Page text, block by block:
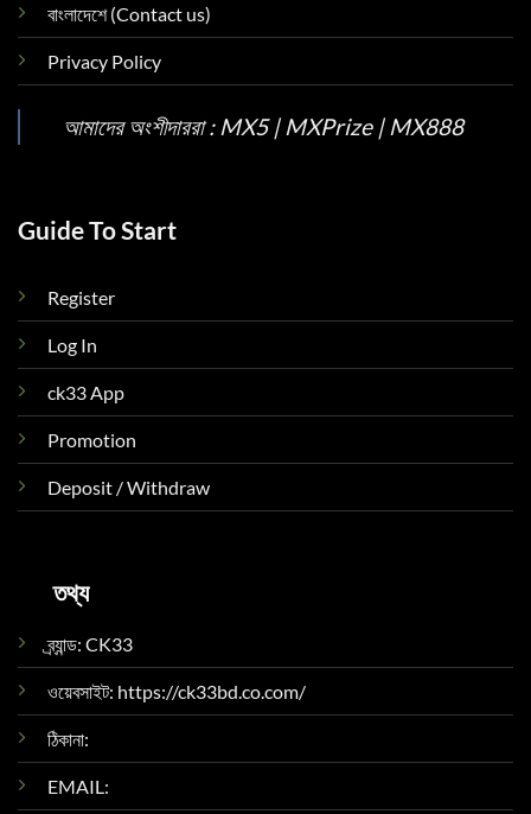
বাংলাদেশে (Contact us)
Privacy Policy
আমাদের অংশীদাররা : MX5| MXPrize| MX888
Guide To Start
Register
Log In
ck33 App
Promotion
Deposit / Withdraw
তথ্য
ব্র্যান্ড: CK33
ওয়েবসাইট: https://ck33bd.co.com/
ঠিকানা:
EMAIL: